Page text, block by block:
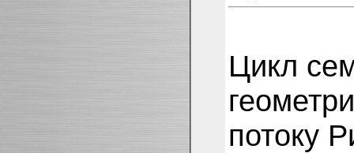
Цикл
потоку